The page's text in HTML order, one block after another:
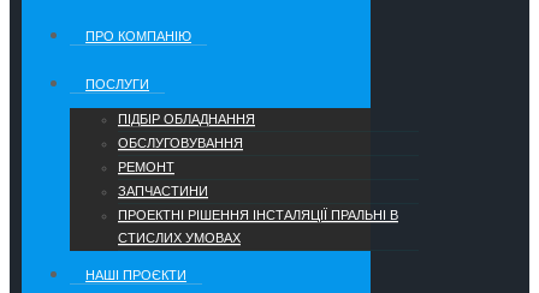
ПРО КОМПАНІЮ
ПОСЛУГИ
ПІДБІР ОБЛАДНАННЯ
ОБСЛУГОВУВАННЯ
РЕМОНТ
ЗАПЧАСТИНИ
ПРОЕКТНІ РІШЕННЯ ІНСТАЛЯЦІЇ ПРАЛЬНІ В
СТИСЛИХ УМОВАХ
НАШІ ПРОЄКТИ